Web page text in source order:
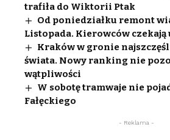
trafiła do Wiktorii Ptak
Od poniedziałku remont
Listopada. Kierowców
Kraków w gronie
świata. Nowy ranking nie
wątpliwości
W sobotę tramwaje nie
Fałęckiego
- Reklama -